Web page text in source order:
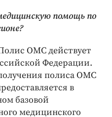
помощь по
ОМС действует
Федерации.
полиса ОМС
в
базовой
медицинского